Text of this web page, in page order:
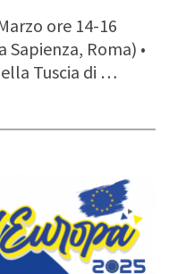
ore 14-16
Roma) •
Tuscia di …